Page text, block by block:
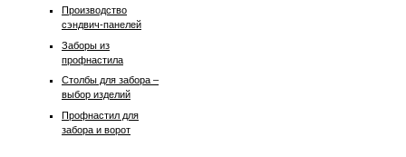
Производство
сэндвич-панелей
Заборы из
профнастила
Столбы для забора –
выбор изделий
Профнастил для
забора и ворот